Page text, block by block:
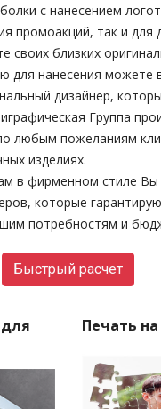
с нанесением
промоакций, так и для
своих близких
для нанесения можете
дизайнер,
Группа
любым пожеланиям
изделиях.
в фирменном стиле
которые
потребностям и
Быстрый расчет
Печать